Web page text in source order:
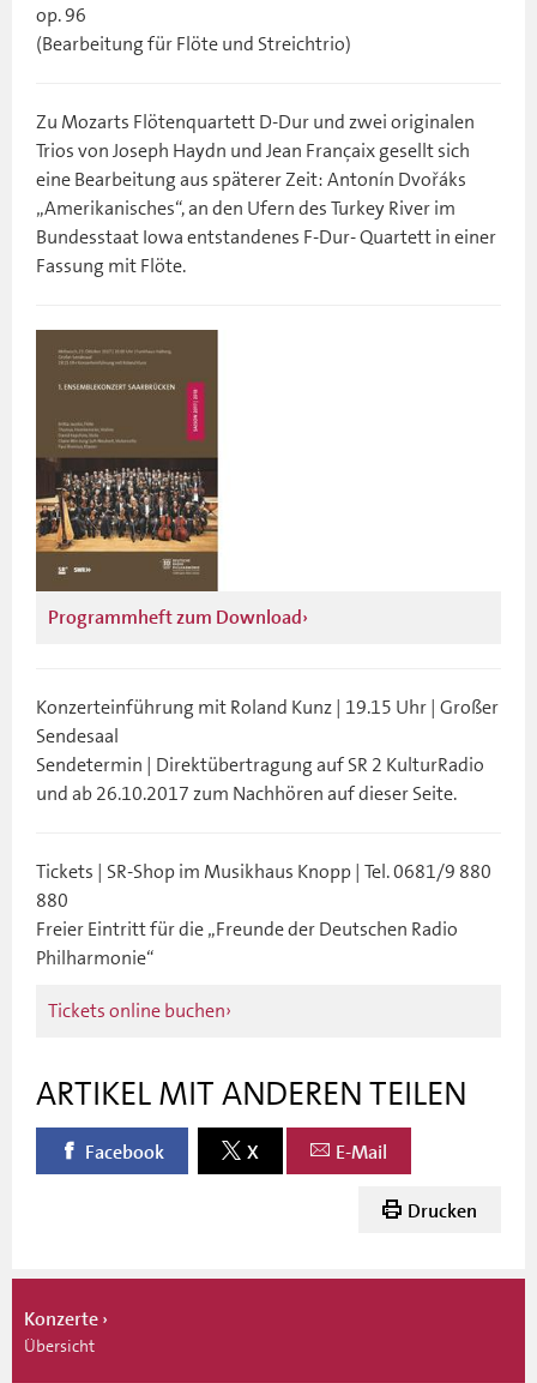
op. 96
(Bearbeitung für Flöte und Streichtrio)
Zu Mozarts Flötenquartett D-Dur und zwei originalen
Trios von Joseph Haydn und Jean Françaix gesellt sich
eine Bearbeitung aus späterer Zeit: Antonín Dvořáks
„Amerikanisches“, an den Ufern des Turkey River im
Bundesstaat Iowa entstandenes F-Dur- Quartett in einer
Fassung mit Flöte.
Programmheft zum Download
Konzerteinführung mit Roland Kunz | 19.15 Uhr | Großer
Sendesaal
Sendetermin | Direktübertragung auf SR 2 KulturRadio
und ab 26.10.2017 zum Nachhören auf dieser Seite.
Tickets | SR-Shop im Musikhaus Knopp | Tel. 0681/9 880
880
Freier Eintritt für die „Freunde der Deutschen Radio
Philharmonie“
Tickets online buchen
ARTIKEL MIT ANDEREN TEILEN
Facebook X E-Mail
Drucken
Konzerte
Übersicht